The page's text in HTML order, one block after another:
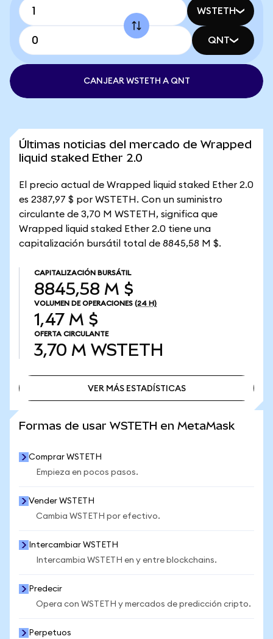
WSTETH
QNT
CANJEAR WSTETH A QNT
Últimas noticias del mercado de Wrapped
liquid staked Ether 2.0
El precio actual de Wrapped liquid staked Ether 2.0
es 2387,97 $ por WSTETH. Con un suministro
circulante de 3,70 M WSTETH, significa que
Wrapped liquid staked Ether 2.0 tiene una
capitalización bursátil total de 8845,58 M $.
CAPITALIZACIÓN BURSÁTIL
8845,58 M $
VOLUMEN DE OPERACIONES (24 H)
1,47 M $
OFERTA CIRCULANTE
3,70 M WSTETH
VER MÁS ESTADÍSTICAS
Formas de usar WSTETH en MetaMask
Comprar WSTETH
Empieza en pocos pasos.
Vender WSTETH
Cambia WSTETH por efectivo.
Intercambiar WSTETH
Intercambia WSTETH en y entre blockchains.
Predecir
Opera con WSTETH y mercados de predicción cripto.
Perpetuos